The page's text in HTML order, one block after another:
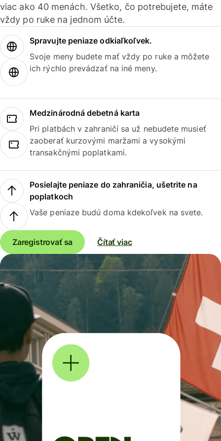
viac ako 40 menách. Všetko, čo potrebujete, máte
vždy po ruke na jednom účte.
Spravujte peniaze odkiaľkoľvek.
Svoje meny budete mať vždy po ruke a môžete
ich rýchlo prevádzať na iné meny.
Medzinárodná debetná karta
Pri platbách v zahraničí sa už nebudete musieť
zaoberať kurzovými maržami a vysokými
transakčnými poplatkami.
Posielajte peniaze do zahraničia, ušetrite na
poplatkoch
Vaše peniaze budú doma kdekoľvek na svete.
Zaregistrovať sa Čítať viac